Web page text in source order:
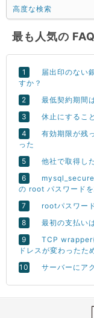
高度な検索
最も人気の FAQ
届出印のない
すか？
最低契約期間
休止にするこ
有効期限が残
った
他社で取得し
の root パスワード
rootパスワー
最初の支払い
TCP
ドレスが変わったた
サーバーにア